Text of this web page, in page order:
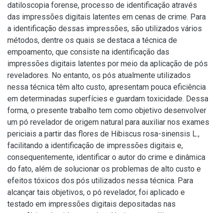
datiloscopia forense, processo de identificação através
das impressões digitais latentes em cenas de crime. Para
a identificação dessas impressões, são utilizados vários
métodos, dentre os quais se destaca a técnica de
empoamento, que consiste na identificação das
impressões digitais latentes por meio da aplicação de pós
reveladores. No entanto, os pós atualmente utilizados
nessa técnica têm alto custo, apresentam pouca eficiência
em determinadas superfícies e guardam toxicidade. Dessa
forma, o presente trabalho tem como objetivo desenvolver
um pó revelador de origem natural para auxiliar nos exames
periciais a partir das flores de Hibiscus rosa-sinensis L.,
facilitando a identificação de impressões digitais e,
consequentemente, identificar o autor do crime e dinâmica
do fato, além de solucionar os problemas de alto custo e
efeitos tóxicos dos pós utilizados nessa técnica. Para
alcançar tais objetivos, o pó revelador, foi aplicado e
testado em impressões digitais depositadas nas